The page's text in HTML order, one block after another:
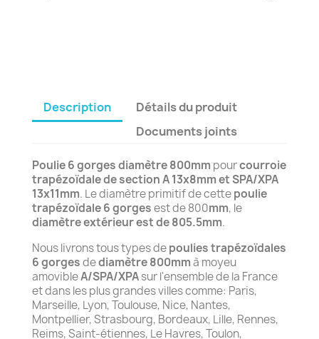
Description
Détails du produit
Documents joints
Poulie 6 gorges diamètre 800mm pourcourroie
trapézoïdale de section A 13x8mm et SPA/XPA
13x11mm. Le diamètre primitif de cettepoulie
trapézoïdale 6 gorgesest de 800mm, le
diamètre extérieur est de 805.5mm.
Nous livrons tous types depoulies trapézoïdales
6 gorgesdediamètre 800mmà moyeu
amovibleA/SPA/XPAsur l'ensemble de la France
et dans les plus grandes villes comme: Paris,
Marseille, Lyon, Toulouse, Nice, Nantes,
Montpellier, Strasbourg, Bordeaux, Lille, Rennes,
Reims, Saint-étiennes, Le Havres, Toulon,